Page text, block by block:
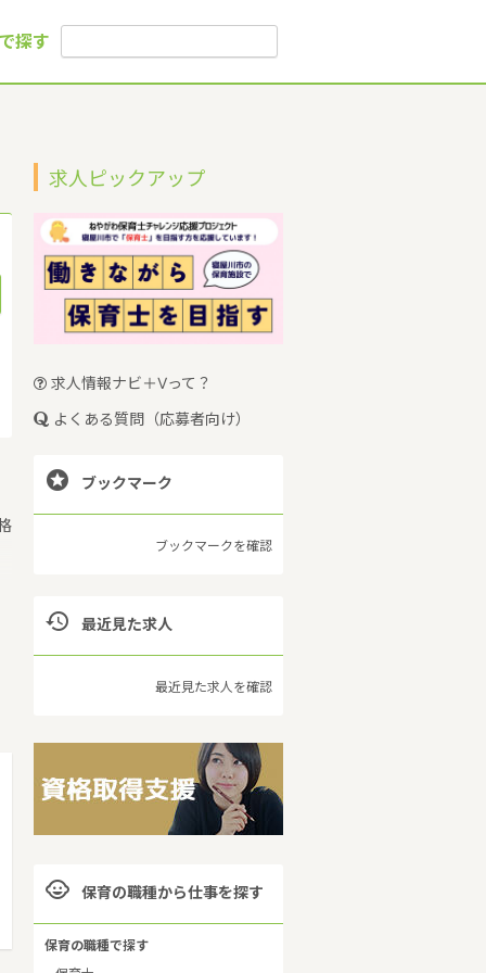
探す
求人ピックアップ
求人情報ナビ＋Vって？
よくある質問（応募者向け）
 ブックマーク
ブックマークを確認
 最近見た求人
最近見た求人を確認
 保育の職種から仕事を探す
保育の職種で探す